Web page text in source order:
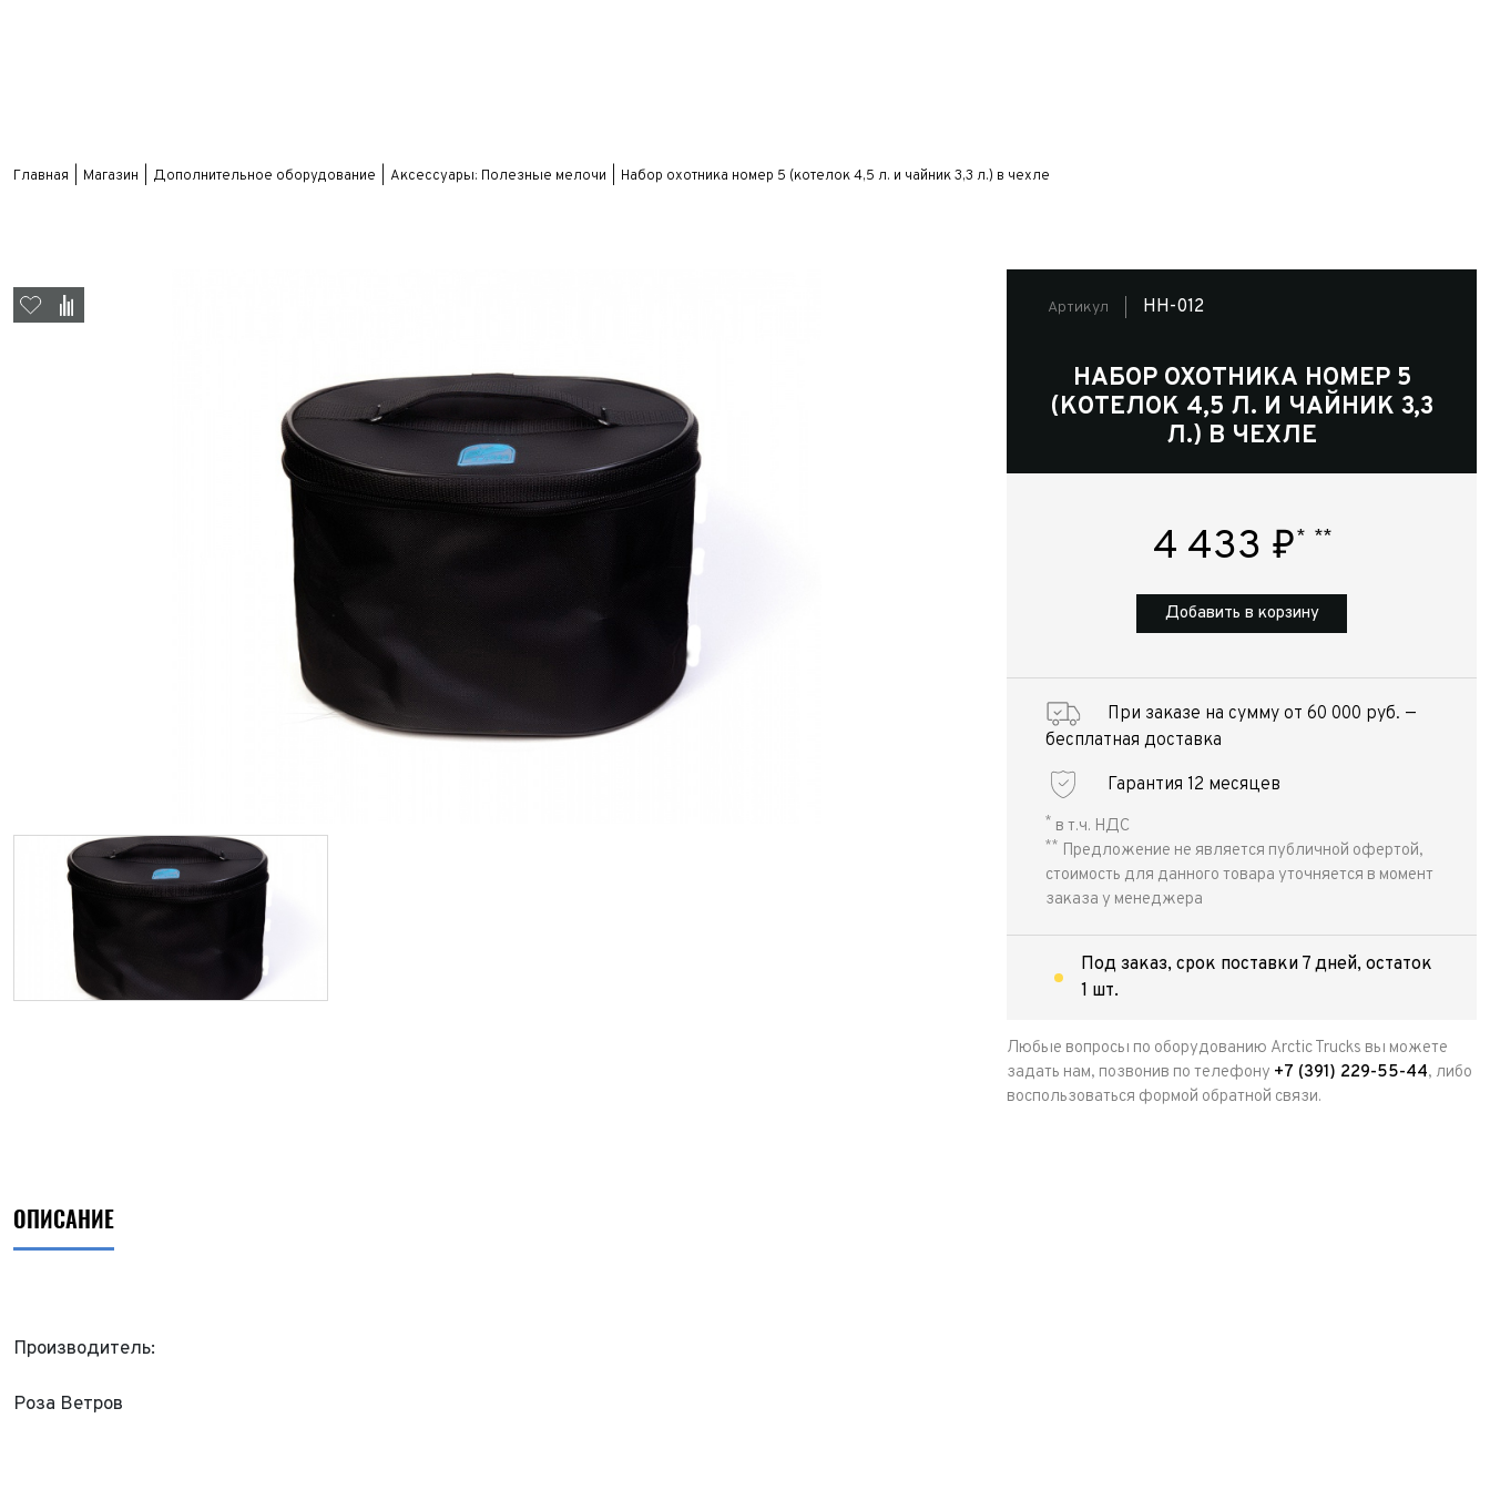
Главная Магазин Дополнительное оборудование Аксессуары: Полезные мелочи Набор охотника номер 5 (котелок 4,5 л. и чайник 3,3 л.) в чехле
Артикул НН-012
НАБОР ОХОТНИКА НОМЕР 5
(КОТЕЛОК 4,5 Л. И ЧАЙНИК 3,3
Л.) В ЧЕХЛЕ
4 433 ₽* **
Добавить в корзину
При заказе на сумму от 60 000 руб. —
бесплатная доставка
Гарантия 12 месяцев
* в т.ч. НДС
** Предложение не является публичной офертой,
стоимость для данного товара уточняется в момент
заказа у менеджера
Под заказ, срок поставки 7 дней, остаток
1 шт.
Любые вопросы по оборудованию Arctic Trucks вы можете
задать нам, позвонив по телефону +7 (391) 229-55-44, либо
воспользоваться формой обратной связи.
ОПИСАНИЕ
Производитель:
Роза Ветров